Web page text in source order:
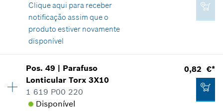
2,37 €*
*Recomendação de preço não vinculativa do
fabricante incluindo IVA
Adicionar ao carrinho das compras
Comprovante de aplicação
Indicar na apresentação
2,87 €*
*Recomendação de preço não vinculativa do
Clique aqui para receber
notificação assim que o
produto estiver novamente
disponível
Grupo de preço:12
Informações de peças sobressalentes
Comprovante de aplicação
Pos.49 | Parafuso
Lonticular Torx 3X10
1 619 P00 220
Disponível
0,82 €*